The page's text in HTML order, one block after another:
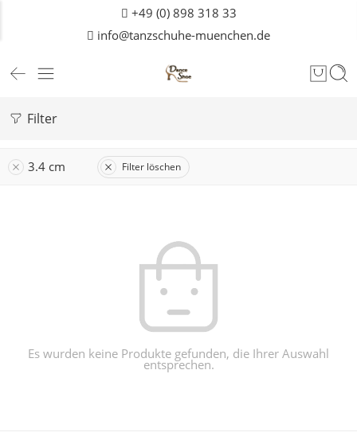
+49 (0) 898 318 33
info@tanzschuhe-muenchen.de
Filter
3.4 cm Filter löschen
Es wurden keine Produkte gefunden, die Ihrer Auswahl
entsprechen.